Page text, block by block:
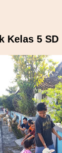
Kelas 5 SD